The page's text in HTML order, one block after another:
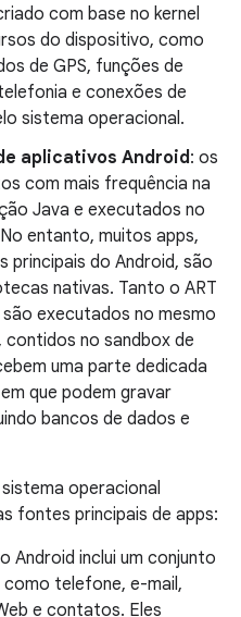
com base no kernel
do dispositivo, como
de GPS, funções de
e conexões de
sistema operacional.
aplicativos Android : os
com mais frequência na
Java e executados no
entanto, muitos apps,
principais do Android, são
nativas. Tanto o ART
executados no mesmo
contidos no sandbox de
uma parte dedicada
que podem gravar
bancos de dados e
operacional
fontes principais de apps:
Android inclui um conjunto
telefone, e-mail,
e contatos. Eles